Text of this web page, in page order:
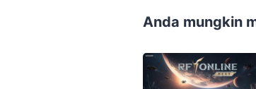
Anda mungkin